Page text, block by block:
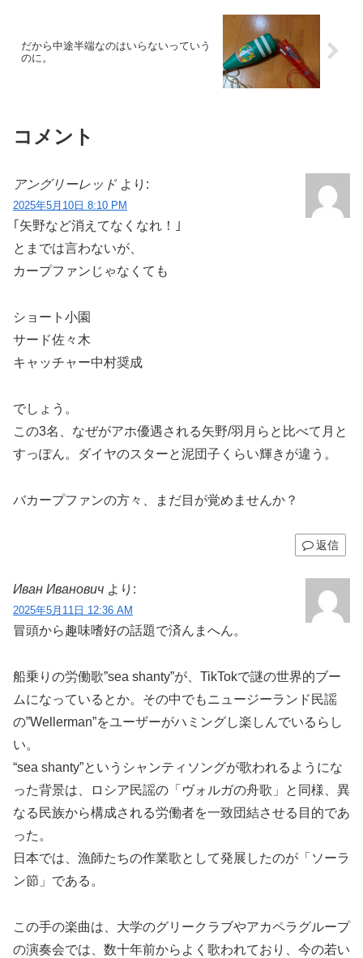
だから中途半端なのはいらないっていう
のに。
コメント
アングリーレッド より:
2025年5月10日 8:10 PM
｢矢野など消えてなくなれ！｣
とまでは言わないが、
カープファンじゃなくても
ショート小園
サード佐々木
キャッチャー中村奨成
でしょう。
この3名、なぜがアホ優遇される矢野/羽月らと比べて月と
すっぽん。ダイヤのスターと泥団子くらい輝きが違う。
バカープファンの方々、まだ目が覚めませんか？
返信
Иван Иванович より:
2025年5月11日 12:36 AM
冒頭から趣味嗜好の話題で済んまへん。
船乗りの労働歌”sea shanty”が、TikTokで謎の世界的ブー
ムになっているとか。その中でもニュージーランド民謡
の”Wellerman”をユーザーがハミングし楽しんでいるらし
い。
“sea shanty”というシャンティソングが歌われるようにな
った背景は、ロシア民謡の「ヴォルガの舟歌」と同様、異
なる民族から構成される労働者を一致団結させる目的であ
った。
日本では、漁師たちの作業歌として発展したのが「ソーラ
ン節」である。
この手の楽曲は、大学のグリークラブやアカペラグループ
の演奏会では、数十年前からよく歌われており、今の若い